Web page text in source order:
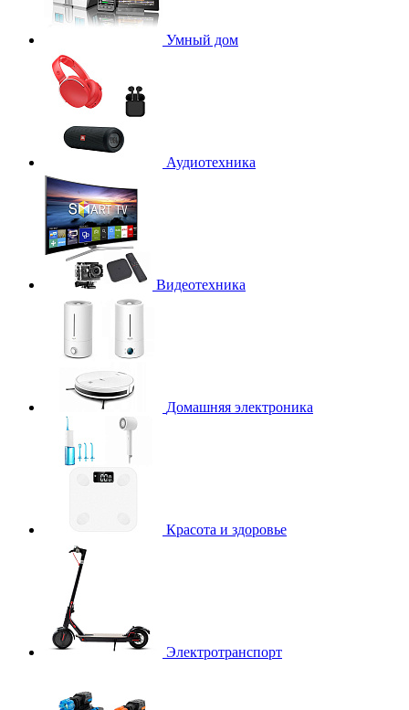
Умный дом
Аудиотехника
Видеотехника
Домашняя электроника
Красота и здоровье
Электротранспорт